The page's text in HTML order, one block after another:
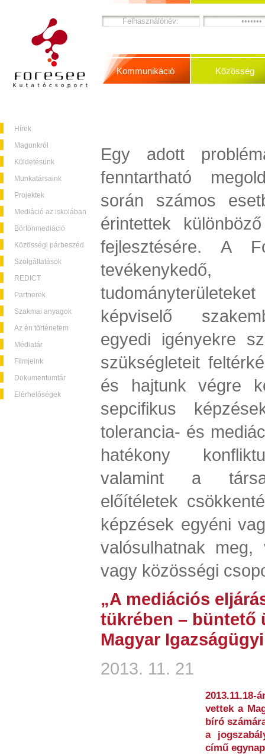
Hírek
Magunkról
Küldetésünk
Munkatársaink
Projektek
Mediáció az iskolában
Börtönmediáció
Közösségi párbeszéd
Szolgáltatások
REDICT
Partnerek
Szakmai anyagok
Az én történetem
Médiatár
Filmjeink
Dokumentumtár
Elérhetőségek
Kommunikáció Közösség
Egy adott
fenntartható
során számos
érintettek
fejlesztésére. A
képviselő
egyedi igényekre
szükségleteit
és hajtunk végre
sepcifikus
tolerancia- és
hatékony
valamint a
előítéletek
képzések egyéni
valósulhatnak meg,
vagy közösségi
„A mediációs
tükrében – büntető
Magyar
2013. 11. 21
vettek a
bíró
a
című